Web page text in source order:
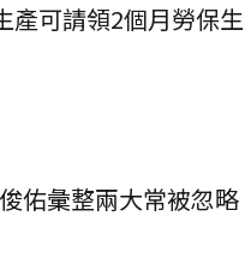
產可請領2個月勞保生
佑彙整兩大常被忽略